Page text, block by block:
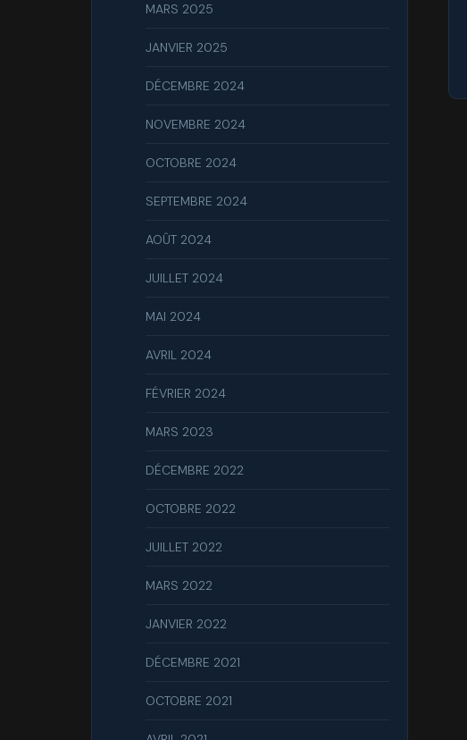
MARS 2025
JANVIER 2025
DÉCEMBRE 2024
NOVEMBRE 2024
OCTOBRE 2024
SEPTEMBRE 2024
AOÛT 2024
JUILLET 2024
MAI 2024
AVRIL 2024
FÉVRIER 2024
MARS 2023
DÉCEMBRE 2022
OCTOBRE 2022
JUILLET 2022
MARS 2022
JANVIER 2022
DÉCEMBRE 2021
OCTOBRE 2021